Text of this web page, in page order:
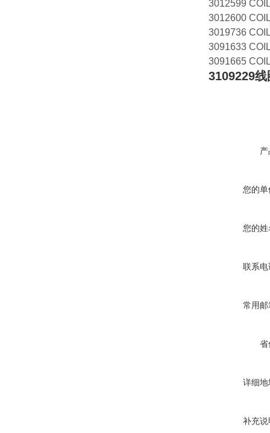
3012599
3012600
3019736
3091633
3091665
3109229线
您的
您的
联系
常用
省
详细
补充